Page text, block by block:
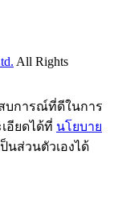
All Rights
บการณ์ที่ดีในการ
อียดได้ที่ นโยบาย
นส่วนตัวเองได้